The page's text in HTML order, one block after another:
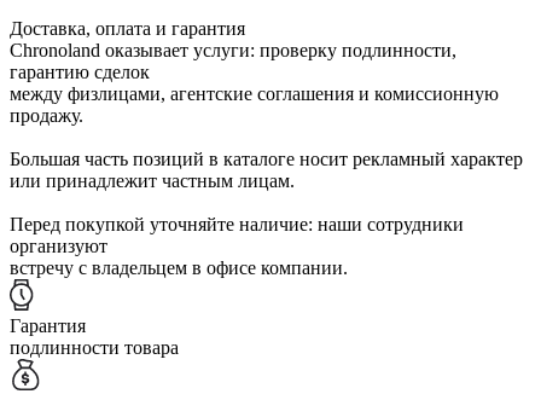
Доставка, оплата и гарантия
Chronoland оказывает услуги: проверку подлинности,
гарантию сделок
между физлицами, агентские соглашения и комиссионную
продажу.
Большая часть позиций в каталоге носит рекламный характер
или принадлежит частным лицам.
Перед покупкой уточняйте наличие: наши сотрудники
организуют
встречу с владельцем в офисе компании.
Гарантия
подлинности товара